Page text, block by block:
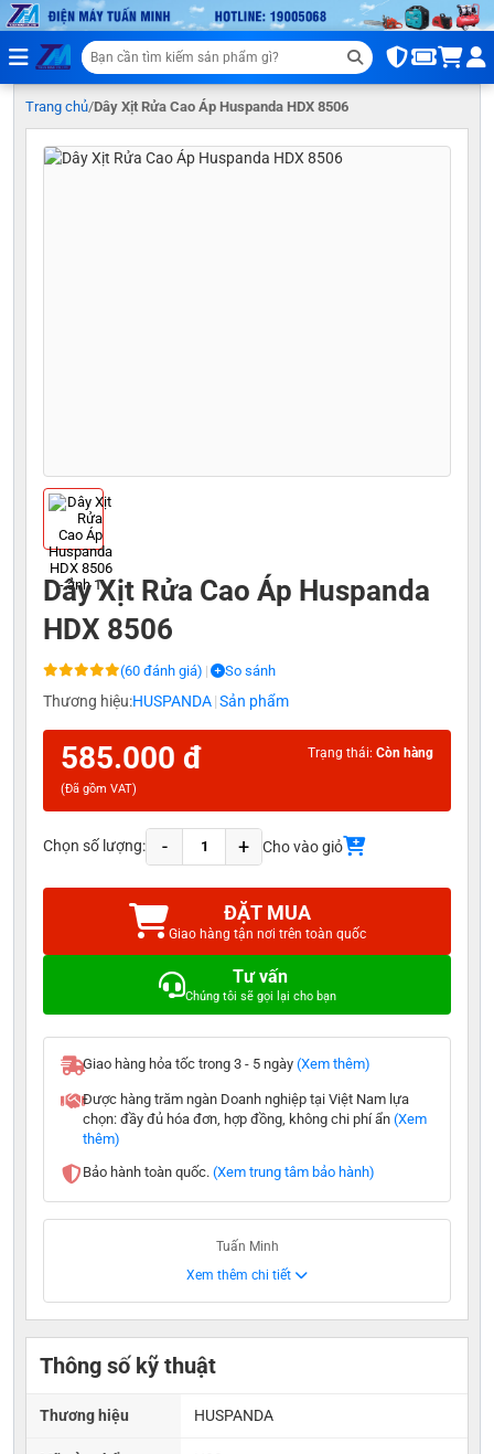
Trang chủ/Dây Xịt Rửa Cao Áp Huspanda HDX 8506
Dây Xịt Rửa Cao Áp Huspanda
HDX 8506
(60 đánh giá) | So sánh
Thương hiệu:HUSPANDA|Sản phẩm
585.000 đ
(Đã gồm VAT)
Trạng thái: Còn hàng
Chọn số lượng: - + Cho vào giỏ
ĐẶT MUA
Giao hàng tận nơi trên toàn quốc
Tư vấn
Chúng tôi sẽ gọi lại cho bạn
Giao hàng hỏa tốc trong 3 - 5 ngày (Xem thêm)
Được hàng trăm ngàn Doanh nghiệp tại Việt Nam lựa
chọn: đầy đủ hóa đơn, hợp đồng, không chi phí ẩn (Xem
thêm)
Bảo hành toàn quốc. (Xem trung tâm bảo hành)
Tuấn Minh
Xem thêm chi tiết
Thông số kỹ thuật
Thương hiệu HUSPANDA